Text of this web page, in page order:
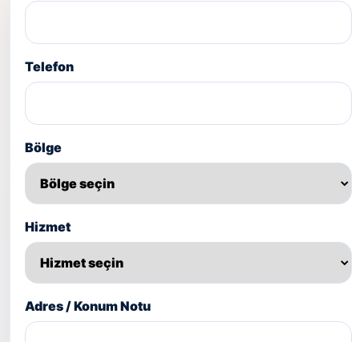
Telefon
Bölge
Hizmet
Adres / Konum Notu